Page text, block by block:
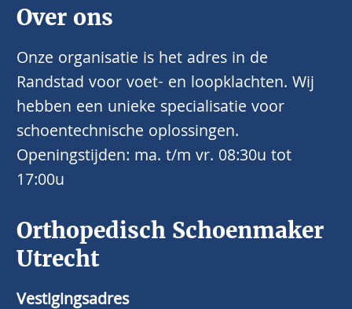
Orthopedisch Schoenmaker
Utrecht
Vestigingsadres
Over ons
Onze organisatie is het adres in de
Randstad voor voet- en loopklachten. Wij
hebben een unieke specialisatie voor
schoentechnische oplossingen.
Openingstijden: ma. t/m vr. 08:30u tot
17:00u